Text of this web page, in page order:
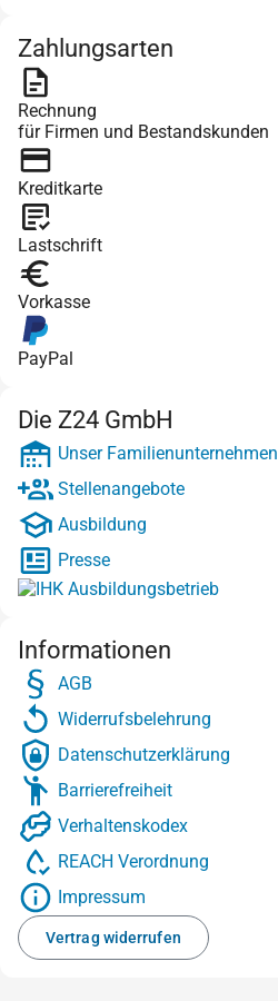
Zahlungsarten
Rechnung
für Firmen und Bestandskunden
Kreditkarte
Lastschrift
Vorkasse
PayPal
Die Z24 GmbH
Unser Familienunternehmen
Stellenangebote
Ausbildung
Presse
Informationen
AGB
Widerrufsbelehrung
Datenschutzerklärung
Barrierefreiheit
Verhaltenskodex
REACH Verordnung
Impressum
Vertrag widerrufen